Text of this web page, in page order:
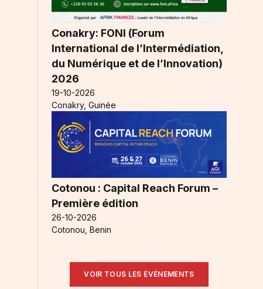
Conakry: FONI (Forum
International de l’Intermédiation,
du Numérique et de l’Innovation)
2026
19-10-2026
Conakry, Guinée
Cotonou : Capital Reach Forum –
Première édition
26-10-2026
Cotonou, Benin
VOIR TOUS LES ÉVÉNEMENTS